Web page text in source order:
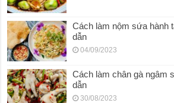
Cách làm nộm sứa hành
dẫn
04/09/2023
Cách làm chân gà ngâm
dẫn
30/08/2023